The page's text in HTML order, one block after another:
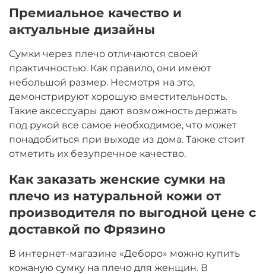
Премиальное качество и
актуальные дизайны
Сумки через плечо отличаются своей
практичностью. Как правило, они имеют
небольшой размер. Несмотря на это,
демонстрируют хорошую вместительность.
Такие аксессуары дают возможность держать
под рукой все самое необходимое, что может
понадобиться при выходе из дома. Также стоит
отметить их безупречное качество.
Как заказать женские сумки на
плечо из натуральной кожи от
производителя по выгодной цене с
доставкой по Фрязино
В интернет-магазине «Деборо» можно купить
кожаную сумку на плечо для женщин. В